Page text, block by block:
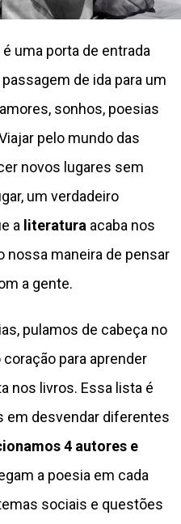
uma porta de entrada
de ida para um
sonhos, poesias
pelo mundo das
novos lugares sem
um verdadeiro
a literatura acaba nos
nossa maneira de pensar
a gente.
pulamos de cabeça no
para aprender
nos livros. Essa lista é
em desvendar diferentes
4 autores e
a poesia em cada
sociais e questões